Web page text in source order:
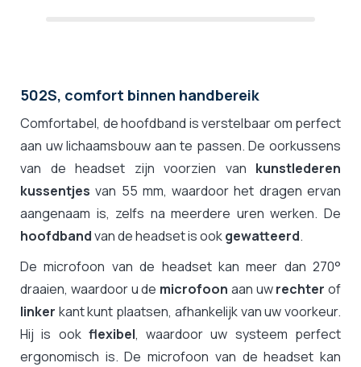
502S, comfort binnen handbereik
Comfortabel, de hoofdband is verstelbaar om perfect
aan uw lichaamsbouw aan te passen. De oorkussens
van de headset zijn voorzien van kunstlederen
kussentjes van 55 mm, waardoor het dragen ervan
aangenaam is, zelfs na meerdere uren werken. De
hoofdbandvan de headset is ookgewatteerd.
De microfoon van de headset kan meer dan 270°
draaien, waardoor u de microfoon aan uwrechter of
linker kant kunt plaatsen, afhankelijk van uw voorkeur.
Hij is ook flexibel, waardoor uw systeem perfect
ergonomisch is. De microfoon van de headset kan